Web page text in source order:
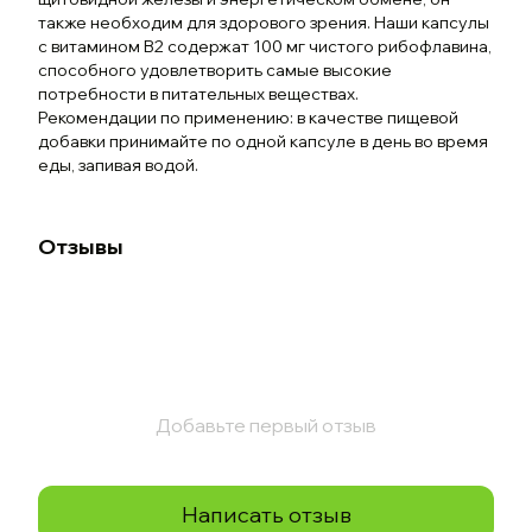
также необходим для здорового зрения. Наши капсулы
с витамином B2 содержат 100 мг чистого рибофлавина,
способного удовлетворить самые высокие
потребности в питательных веществах.
Рекомендации по применению: в качестве пищевой
добавки принимайте по одной капсуле в день во время
еды, запивая водой.
Отзывы
Добавьте первый отзыв
Написать отзыв